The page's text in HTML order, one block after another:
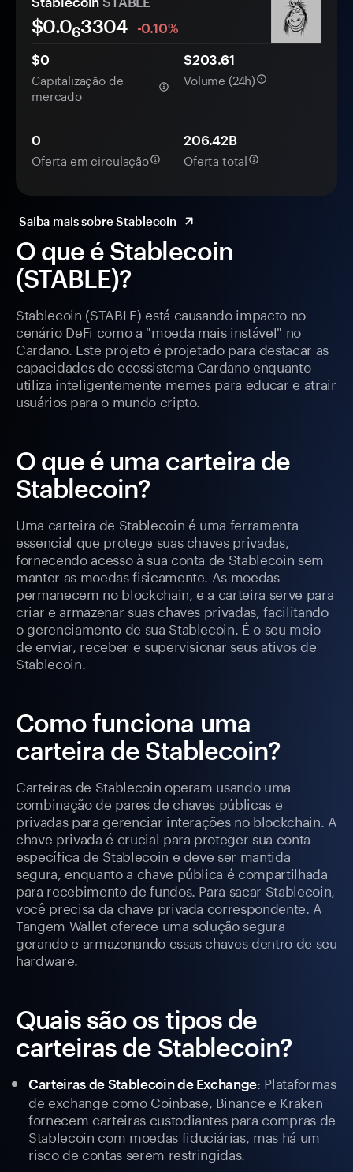
O que é Stablecoin
(STABLE)?
Stablecoin (STABLE) está causando impacto no
cenário DeFi como a "moeda mais instável" no
Cardano. Este projeto é projetado para destacar as
capacidades do ecossistema Cardano enquanto
utiliza inteligentemente memes para educar e atrair
usuários para o mundo cripto.
O que é uma carteira de
Stablecoin?
Uma carteira de Stablecoin é uma ferramenta
essencial que protege suas chaves privadas,
fornecendo acesso à sua conta de Stablecoin sem
manter as moedas fisicamente. As moedas
permanecem no blockchain, e a carteira serve para
criar e armazenar suas chaves privadas, facilitando
o gerenciamento de sua Stablecoin. É o seu meio
de enviar, receber e supervisionar seus ativos de
Stablecoin.
Como funciona uma
carteira de Stablecoin?
Carteiras de Stablecoin operam usando uma
combinação de pares de chaves públicas e
privadas para gerenciar interações no blockchain. A
chave privada é crucial para proteger sua conta
específica de Stablecoin e deve ser mantida
segura, enquanto a chave pública é compartilhada
para recebimento de fundos. Para sacar Stablecoin,
você precisa da chave privada correspondente. A
Tangem Wallet oferece uma solução segura
gerando e armazenando essas chaves dentro de seu
hardware.
Quais são os tipos de
carteiras de Stablecoin?
Carteiras de Stablecoin de Exchange: Plataformas
de exchange como Coinbase, Binance e Kraken
fornecem carteiras custodiantes para compras de
Stablecoin com moedas fiduciárias, mas há um
risco de contas serem restringidas.
$0.063304
-0.10%
$0
Capitalização de
mercado
$203.61
Volume (24h)
0
Oferta em circulação
206.42B
Oferta total
Saiba mais sobre Stablecoin